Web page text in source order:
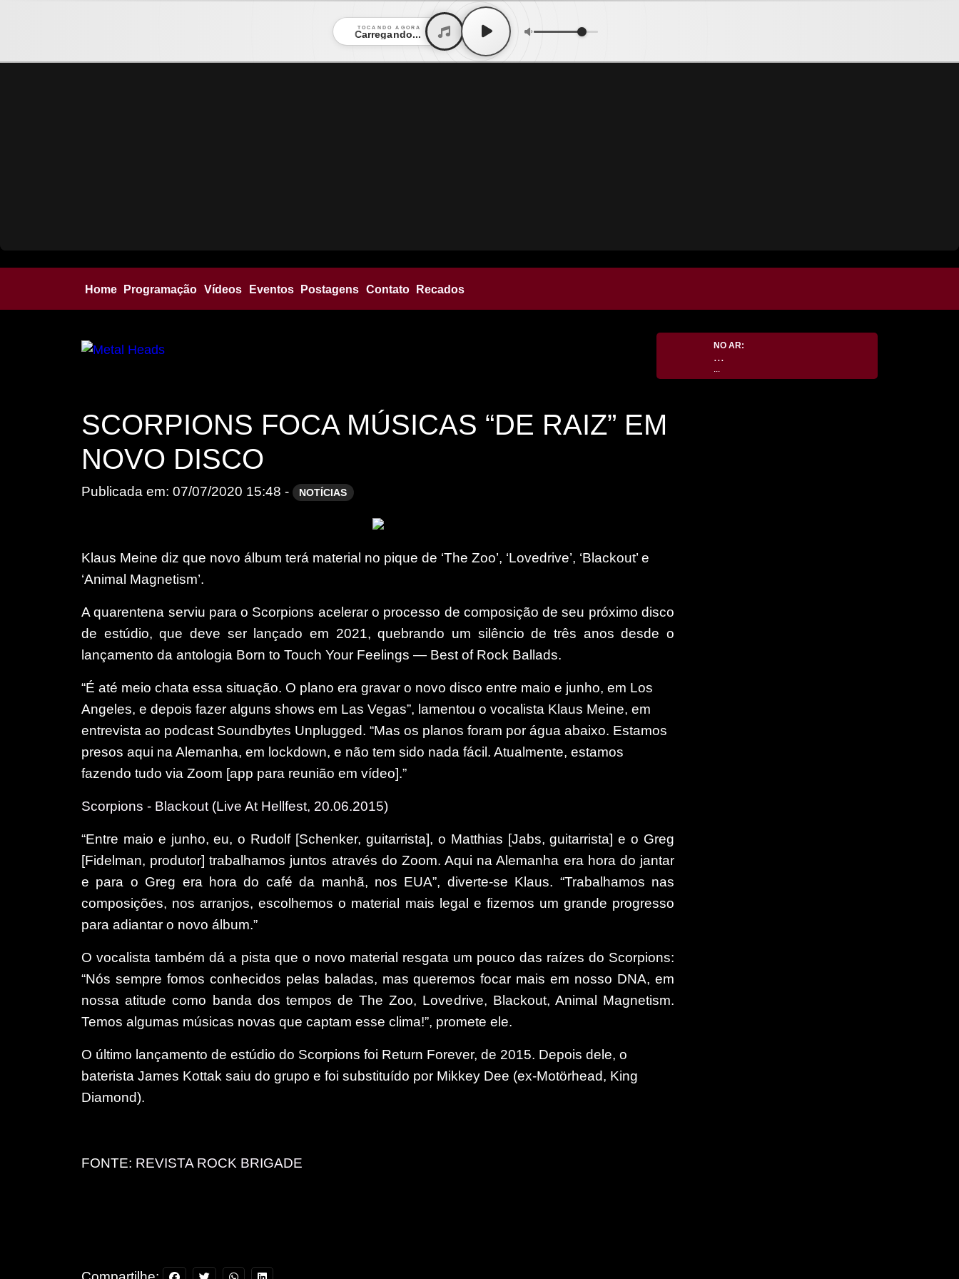
TOCANDO AGORA
Carregando...
Home Programação Vídeos Eventos Postagens Contato Recados
NO AR:
...
...
SCORPIONS FOCA MÚSICAS “DE RAIZ” EM
NOVO DISCO
Publicada em: 07/07/2020 15:48 - NOTÍCIAS
Klaus Meine diz que novo álbum terá material no pique de ‘The Zoo’, ‘Lovedrive’, ‘Blackout’ e
‘Animal Magnetism’.
A quarentena serviu para o Scorpions acelerar o processo de composição de seu próximo disco
de estúdio, que deve ser lançado em 2021, quebrando um silêncio de três anos desde o
lançamento da antologia Born to Touch Your Feelings ― Best of Rock Ballads.
“É até meio chata essa situação. O plano era gravar o novo disco entre maio e junho, em Los
Angeles, e depois fazer alguns shows em Las Vegas”, lamentou o vocalista Klaus Meine, em
entrevista ao podcast Soundbytes Unplugged. “Mas os planos foram por água abaixo. Estamos
presos aqui na Alemanha, em lockdown, e não tem sido nada fácil. Atualmente, estamos
fazendo tudo via Zoom [app para reunião em vídeo].”
Scorpions - Blackout (Live At Hellfest, 20.06.2015)
“Entre maio e junho, eu, o Rudolf [Schenker, guitarrista], o Matthias [Jabs, guitarrista] e o Greg
[Fidelman, produtor] trabalhamos juntos através do Zoom. Aqui na Alemanha era hora do jantar
e para o Greg era hora do café da manhã, nos EUA”, diverte-se Klaus. “Trabalhamos nas
composições, nos arranjos, escolhemos o material mais legal e fizemos um grande progresso
para adiantar o novo álbum.”
O vocalista também dá a pista que o novo material resgata um pouco das raízes do Scorpions:
“Nós sempre fomos conhecidos pelas baladas, mas queremos focar mais em nosso DNA, em
nossa atitude como banda dos tempos de The Zoo, Lovedrive, Blackout, Animal Magnetism.
Temos algumas músicas novas que captam esse clima!”, promete ele.
O último lançamento de estúdio do Scorpions foi Return Forever, de 2015. Depois dele, o
baterista James Kottak saiu do grupo e foi substituído por Mikkey Dee (ex-Motörhead, King
Diamond).
FONTE: REVISTA ROCK BRIGADE